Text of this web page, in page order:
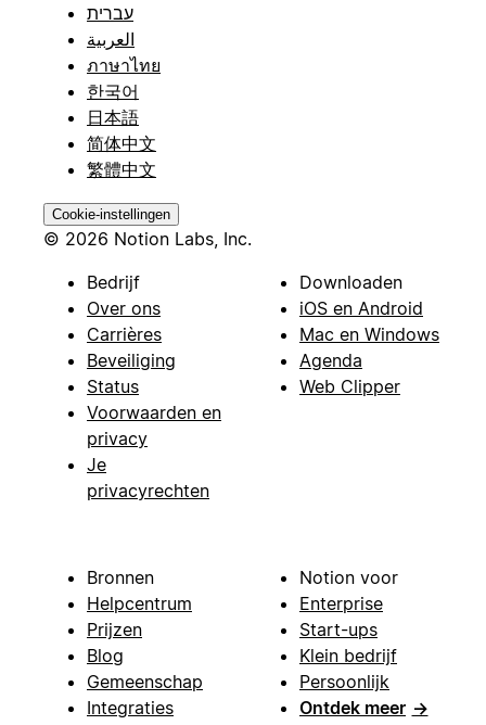
עברית
العربية
ภาษาไทย
한국어
日本語
简体中文
繁體中文
Cookie-instellingen
© 2026 Notion Labs, Inc.
Bedrijf
Over ons
Carrières
Beveiliging
Status
Voorwaarden en
privacy
Je
privacyrechten
Downloaden
iOS en Android
Mac en Windows
Agenda
Web Clipper
Bronnen
Helpcentrum
Prijzen
Blog
Gemeenschap
Integraties
Notion voor
Enterprise
Start-ups
Klein bedrijf
Persoonlijk
Ontdek meer →